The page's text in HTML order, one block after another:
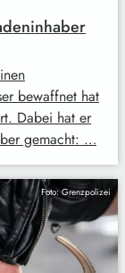
bewaffnet hat
Dabei hat er
gemacht: …
Foto: Grenzpolizei